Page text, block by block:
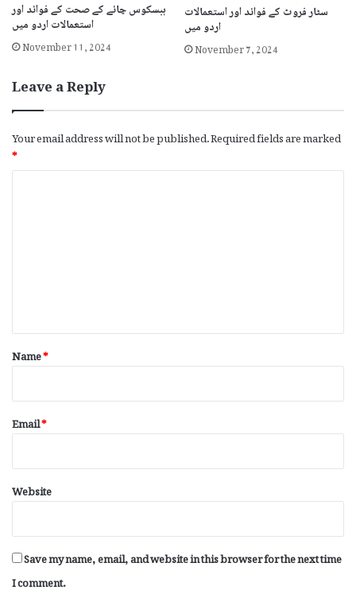
ہبسکوس چائے کے صحت کے فوائد اور
استعمالات اردو میں
November 11, 2024
سٹار فروٹ کے فوائد اور استعمالات
اردو میں
November 7, 2024
Leave a Reply
Your email address will not be published.Required fields are marked
*
*
Name*
Email*
Website
Save my name, email, and website in this browser for the next time
I comment.